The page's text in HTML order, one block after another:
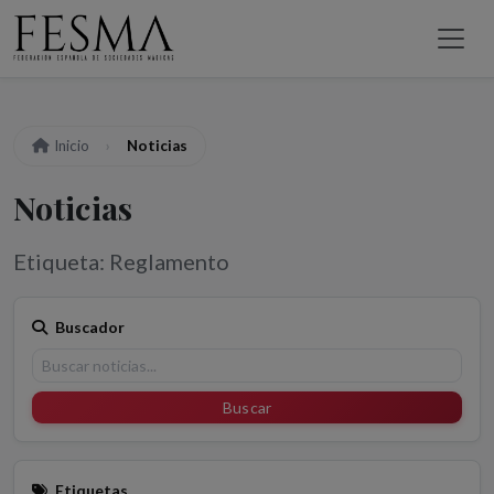
Inicio Noticias
Noticias
Etiqueta: Reglamento
Buscador
Buscar